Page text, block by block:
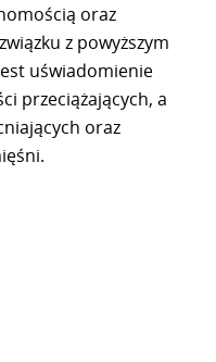
oraz
z powyższym
uświadomienie
przeciążających, a
oraz